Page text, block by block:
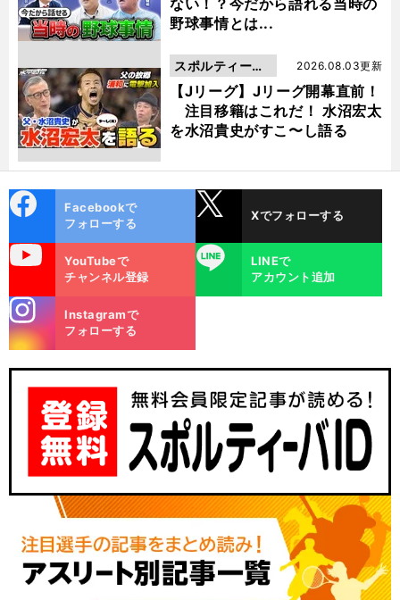
ない！？今だから語れる当時の
野球事情とは...
【Jリーグ】Jリーグ開幕直前！
注目移籍はこれだ！ 水沼宏太
を水沼貴史がすこ〜し語る
2026.08.03更新
スポルティーバ
動画
ok
Facebookで
フォローする
Xでフォローする
YouTubeで
チャンネル登録
LINE
LINEで
アカウント追加
m
Instagramで
フォローする